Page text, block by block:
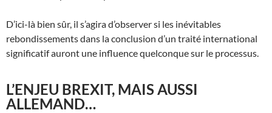
D’ici-là bien sûr, il s’agira d’observer si les inévitables
rebondissements dans la conclusion d’un traité international
significatif auront une influence quelconque sur le processus.
L’ENJEU BREXIT, MAIS AUSSI
ALLEMAND…